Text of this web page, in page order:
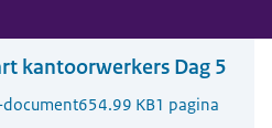
kantoorwerkers Dag 5
document654.99 KB1 pagina